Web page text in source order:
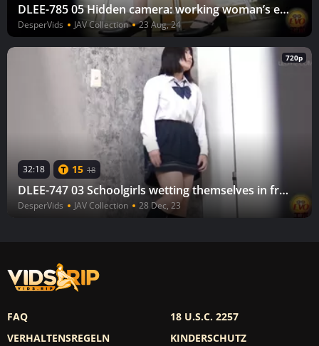
DLEE-785 05 Hidden camera: working woman’s embarrassing wetting. An embarrassing continent of pee staining her clothes.
DesperVids JAV Collection 23 Aug, 24
720p
32:18 15 18
DLEE-747 03 Schoolgirls wetting themselves in front of the occupied toilet.
DesperVids JAV Collection 28 Dec, 23
FAQ
VERHALTENSREGELN
18 U.S.C. 2257
KINDERSCHUTZ